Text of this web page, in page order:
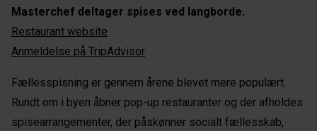
Masterchef deltager spises ved langborde.
Restaurant website
Anmeldelse på TripAdvisor
Fællesspisning er gennem årene blevet mere populært.
Rundt om i byen åbner pop-up restauranter og der afholdes
spisearrangementer, der påskønner socialt fællesskab,